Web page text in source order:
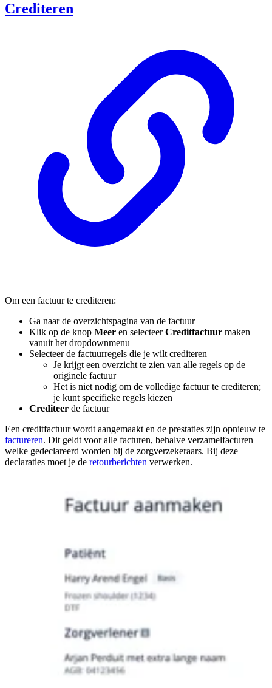
Crediteren
Om een factuur te crediteren:
Ga naar de overzichtspagina van de factuur
Klik op de knop Meer en selecteerCreditfactuur maken
vanuit het dropdownmenu
Selecteer de factuurregels die je wilt crediteren
Je krijgt een overzicht te zien van alle regels op de
originele factuur
Het is niet nodig om de volledige factuur te crediteren;
je kunt specifieke regels kiezen
Crediteer de factuur
Een creditfactuur wordt aangemaakt en de prestaties zijn opnieuw te
factureren. Dit geldt voor alle facturen, behalve verzamelfacturen
welke gedeclareerd worden bij de zorgverzekeraars. Bij deze
declaraties moet je de retourberichten verwerken.